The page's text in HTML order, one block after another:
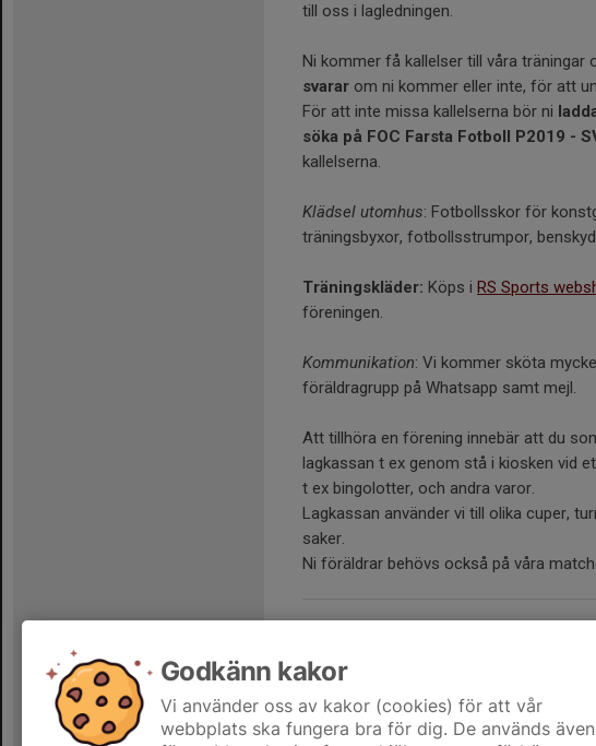
till oss i lagledningen.
Ni kommer få kallelser till våra träningar
svarar om ni kommer eller inte, för att
För att inte missa kallelserna bör ni
söka på FOC Farsta Fotboll P2019 -
kallelserna.
Klädsel utomhus: Fotbollsskor för
träningsbyxor, fotbollsstrumpor,
Träningskläder: Köps i RS Sports
föreningen.
Kommunikation: Vi kommer sköta
föräldragrupp på Whatsapp samt mejl.
Att tillhöra en förening innebär att du
lagkassan t ex genom stå i kiosken vid
t ex bingolotter, och andra varor.
Lagkassan använder vi till olika cuper,
saker.
Ni föräldrar behövs också på våra
Godkänn kakor
Vi använder oss av kakor (cookies) för att vår
webbplats ska fungera bra för dig. De används även